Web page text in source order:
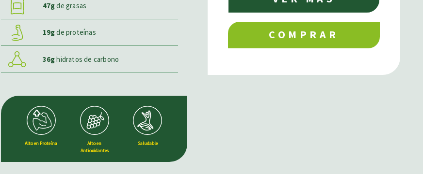
47gde grasas
19gde proteínas
36ghidratos de carbono
Alto en Proteína
Alto en
Antioxidantes
Saludable
COMPRAR